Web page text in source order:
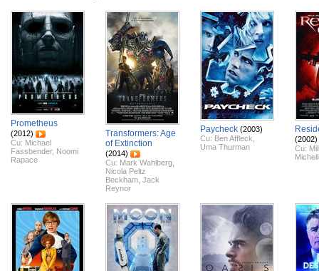
Prometheus
(2012)
Cu: Michael
Fassbender, Noomi
Rapace
Transformers: Age
of Extinction
(2014)
Cu: Mark Wahlberg
Nicola Peltz
Beckham Jack
Reynor
Paycheck (2003)
Cu: Ben Affleck
Uma Thurman
(2002)
Cu: